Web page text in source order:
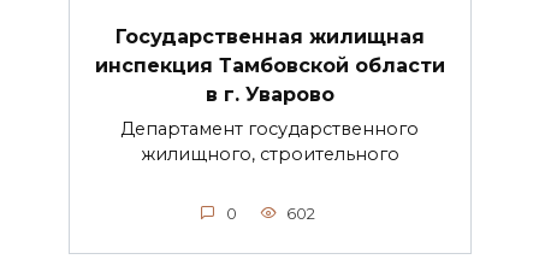
Государственная жилищная
инспекция Тамбовской области
в г. Уварово
Департамент государственного
жилищного, строительного
0 602